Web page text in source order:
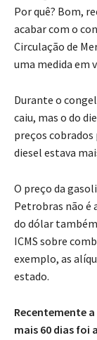
Por quê? Bom,
acabar com o
Circulação de
uma medida em
Durante o
caiu, mas o do
preços
diesel estava
O preço da
Petrobras não é
do dólar
ICMS sobre
exemplo, as
estado.
Recentemente
mais 60 dias foi